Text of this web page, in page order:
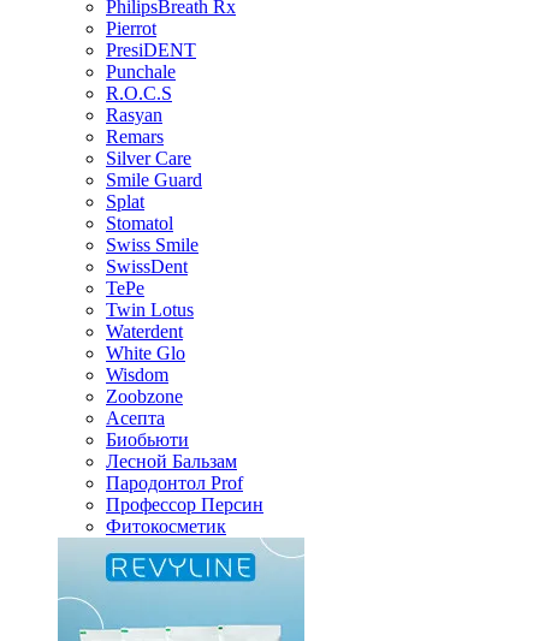
PhilipsBreath Rx
Pierrot
PresiDENT
Punchale
R.O.C.S
Rasyan
Remars
Silver Care
Smile Guard
Splat
Stomatol
Swiss Smile
SwissDent
TePe
Twin Lotus
Waterdent
White Glo
Wisdom
Zoobzone
Асепта
Биобьюти
Лесной Бальзам
Пародонтол Prof
Профессор Персин
Фитокосметик